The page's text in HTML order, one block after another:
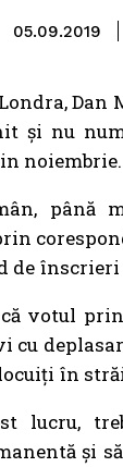
05.09.2019
și nu
noiembrie.
până
de
votul
cu
în
lucru,
și